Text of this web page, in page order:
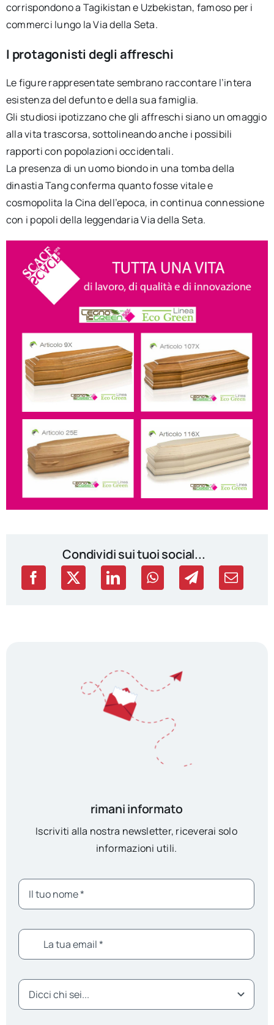
corrispondono a Tagikistan e Uzbekistan, famoso per i
commerci lungo la Via della Seta.
I protagonisti degli affreschi
Le figure rappresentate sembrano raccontare l’intera
esistenza del defunto e della sua famiglia.
Gli studiosi ipotizzano che gli affreschi siano un omaggio
alla vita trascorsa, sottolineando anche i possibili
rapporti con popolazioni occidentali.
La presenza di un uomo biondo in una tomba della
dinastia Tang conferma quanto fosse vitale e
cosmopolita la Cina dell’epoca, in continua connessione
con i popoli della leggendaria Via della Seta.
Condividi sui tuoi social...
rimani informato
Iscriviti alla nostra newsletter, riceverai solo
informazioni utili.